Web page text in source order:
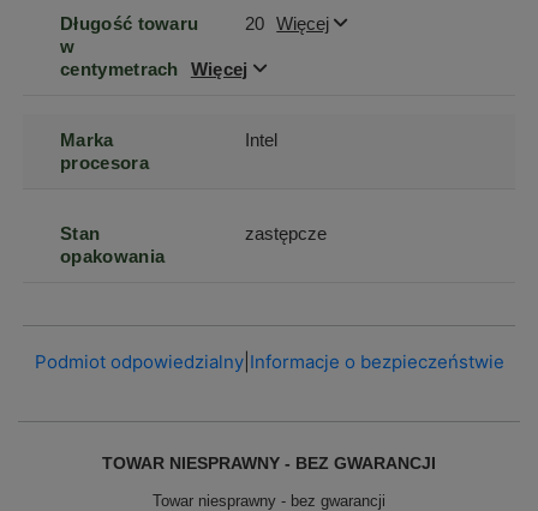
Długość towaru
w
centymetrach
Więcej
20 Więcej
Marka
procesora
Intel
Stan
opakowania
zastępcze
Podmiot odpowiedzialny| Informacje o bezpieczeństwie
TOWAR NIESPRAWNY - BEZ GWARANCJI
Towar niesprawny - bez gwarancji